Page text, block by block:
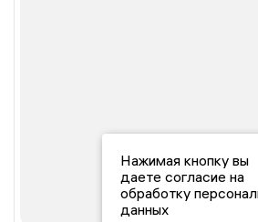
Нажимая кнопку вы
даете согласие на
обработку
данных